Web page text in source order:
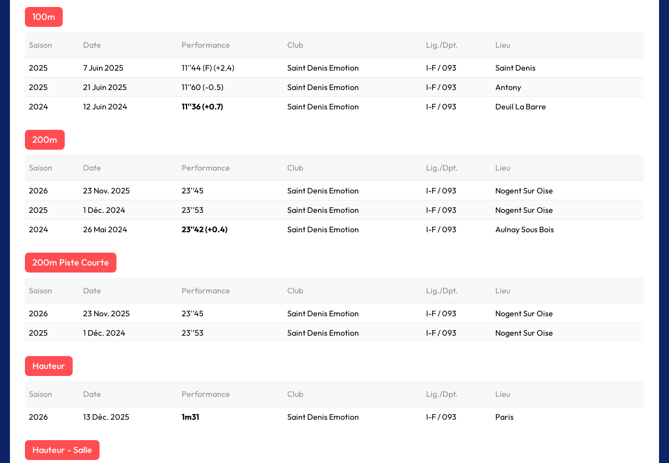
100m
Saison Date Performance Club Lig./Dpt. Lieu
2025 7 Juin 2025 11''44 (F) (+2.4) Saint Denis Emotion I-F / 093
Saint Denis
2025
21 Juin 2025 11''60 (-0.5) Saint Denis Emotion I-F / 093
Antony
2024
12 Juin 2024 11''36 (+0.7) Saint Denis Emotion I-F / 093 Deuil La Barre
200m
Saison Date Performance Club Lig./Dpt. Lieu
2026 23 Nov. 2025 23''45 Saint Denis Emotion I-F / 093
Nogent Sur Oise
2025
1 Déc. 2024 23''53 Saint Denis Emotion I-F / 093
Nogent Sur Oise
2024
26 Mai 2024 23''42 (+0.4) Saint Denis Emotion I-F / 093 Aulnay Sous Bois
200m Piste Courte
Saison Date Performance Club Lig./Dpt. Lieu
2026 23 Nov. 2025 23''45 Saint Denis Emotion I-F / 093
Nogent Sur Oise
2025
1 Déc. 2024 23''53 Saint Denis Emotion I-F / 093 Nogent Sur Oise
Hauteur
Saison Date Performance Club Lig./Dpt. Lieu
2026 13 Déc. 2025 1m31 Saint Denis Emotion I-F / 093 Paris
Hauteur - Salle